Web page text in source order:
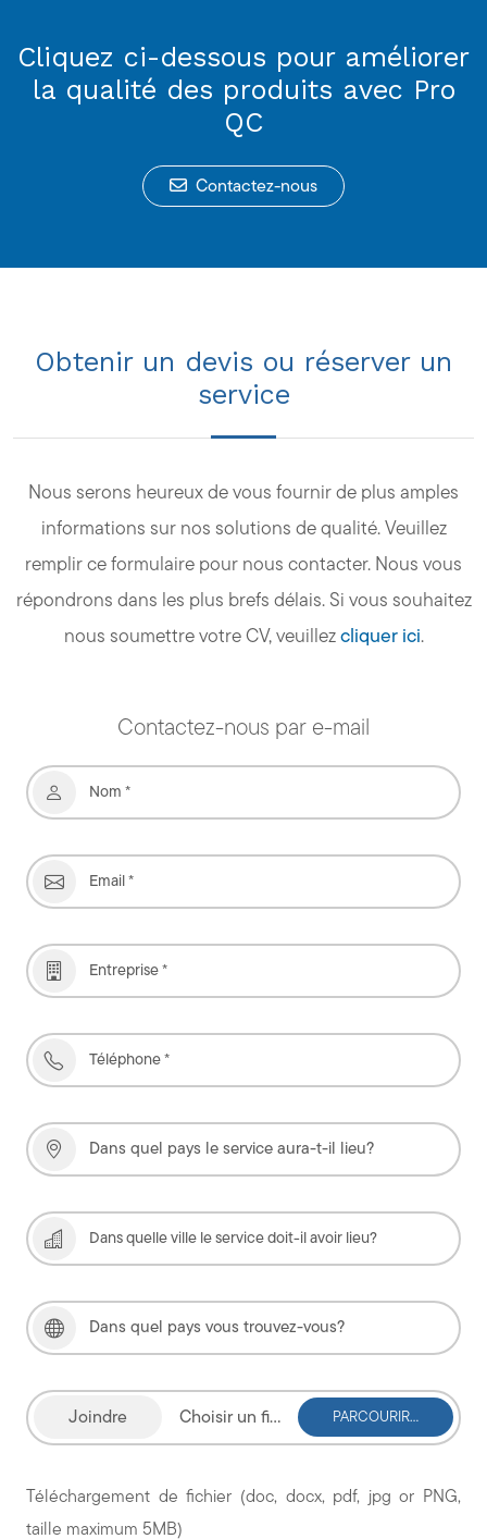
Cliquez ci-dessous pour améliorer
la qualité des produits avec Pro
QC
Contactez-nous
Obtenir un devis ou réserver un
service
Nous serons heureux de vous fournir de plus amples
informations sur nos solutions de qualité. Veuillez
remplir ce formulaire pour nous contacter. Nous vous
répondrons dans les plus brefs délais. Si vous souhaitez
nous soumettre votre CV, veuillezcliquer ici.
Contactez-nous par e-mail
Choisir un fichier
Téléchargement de fichier (doc, docx, pdf, jpg or PNG,
taille maximum 5MB)